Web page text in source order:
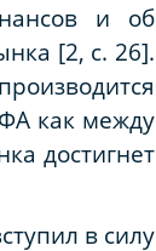
и об
[2, с. 26].
как между
достигнет
в силу